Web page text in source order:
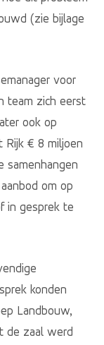
(zie bijlage
voor
team zich eerst
ook op
Rijk € 8 miljoen
samenhangen
om op
in gesprek te
konden
Landbouw,
de zaal werd